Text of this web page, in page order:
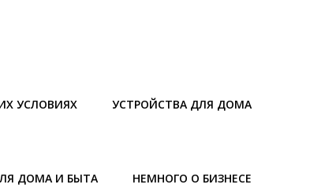
УСЛОВИЯХ УСТРОЙСТВА ДЛЯ ДОМА
ДОМА И БЫТА НЕМНОГО О БИЗНЕСЕ